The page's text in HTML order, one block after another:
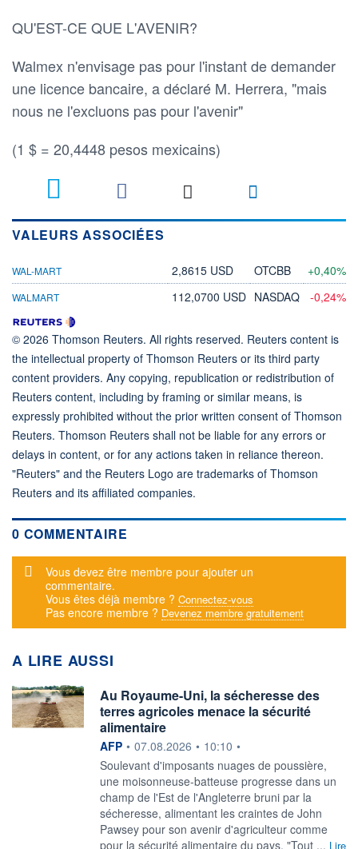
QU'EST-CE QUE L'AVENIR?
Walmex n'envisage pas pour l'instant de demander
une licence bancaire, a déclaré M. Herrera, "mais
nous ne l'excluons pas pour l'avenir"
(1 $ = 20,4448 pesos mexicains)
VALEURS ASSOCIÉES
WAL-MART 2,8615 USD OTCBB +0,40%
WALMART 112,0700 USD NASDAQ -0,24%
© 2026 Thomson Reuters. All rights reserved. Reuters content is
the intellectual property of Thomson Reuters or its third party
content providers. Any copying, republication or redistribution of
Reuters content, including by framing or similar means, is
expressly prohibited without the prior written consent of Thomson
Reuters. Thomson Reuters shall not be liable for any errors or
delays in content, or for any actions taken in reliance thereon.
"Reuters" and the Reuters Logo are trademarks of Thomson
Reuters and its affiliated companies.
0 COMMENTAIRE
Message d'alerte
Vous devez être membre pour ajouter un
commentaire.
Vous êtes déjà membre ? Connectez-vous
Pas encore membre ? Devenez membre gratuitement
A LIRE AUSSI
Au Royaume-Uni, la sécheresse des
terres agricoles menace la sécurité
alimentaire
information fournie par
AFP • 07.08.2026 • 10:10 •
Soulevant d'imposants nuages de poussière,
une moisonneuse-batteuse progresse dans un
champ de l'Est de l'Angleterre bruni par la
sécheresse, alimentant les craintes de John
Pawsey pour son avenir d'agriculteur comme
pour la sécurité alimentaire du pays. "Tout ... Lire